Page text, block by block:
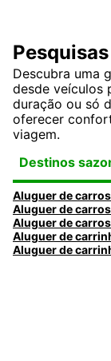
Descubra uma
desde veículos
duração ou só
oferecer
viagem.
Destinos